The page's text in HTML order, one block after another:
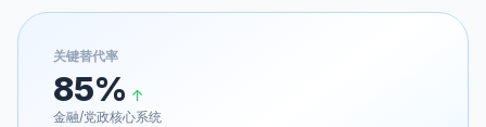
关键替代率
85% ↑
金融/党政核心系统